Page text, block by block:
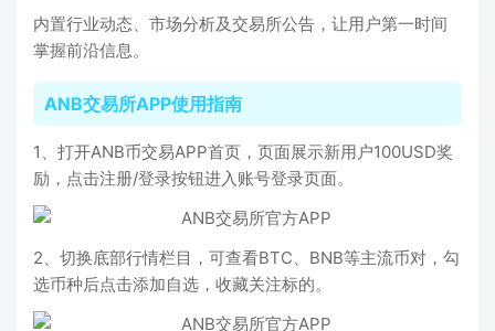
内置行业动态、市场分析及交易所公告，让用户第一时间
掌握前沿信息。
ANB交易所APP使用指南
1、打开ANB币交易APP首页，页面展示新用户100USD奖
励，点击注册/登录按钮进入账号登录页面。
2、切换底部行情栏目，可查看BTC、BNB等主流币对，勾
选币种后点击添加自选，收藏关注标的。